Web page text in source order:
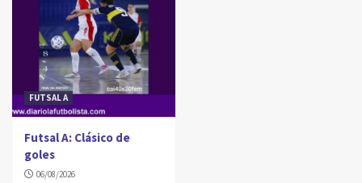
FUTSAL A
Futsal A: Clásico de
goles
06/08/2026